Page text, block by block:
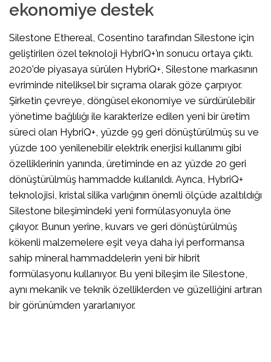
ekonomiye destek
Silestone Ethereal, Cosentino tarafından Silestone için
geliştirilen özel teknoloji HybriQ+’ın sonucu ortaya çıktı.
2020’de piyasaya sürülen HybriQ+, Silestone markasının
evriminde niteliksel bir sıçrama olarak göze çarpıyor.
Şirketin çevreye, döngüsel ekonomiye ve sürdürülebilir
yönetime bağlılığı ile karakterize edilen yeni bir üretim
süreci olan HybriQ+, yüzde 99 geri dönüştürülmüş su ve
yüzde 100 yenilenebilir elektrik enerjisi kullanımı gibi
özelliklerinin yanında, üretiminde en az yüzde 20 geri
dönüştürülmüş hammadde kullanıldı. Ayrıca, HybriQ+
teknolojisi, kristal silika varlığının önemli ölçüde azaltıldığı
Silestone bileşimindeki yeni formülasyonuyla öne
çıkıyor. Bunun yerine, kuvars ve geri dönüştürülmüş
kökenli malzemelere eşit veya daha iyi performansa
sahip mineral hammaddelerin yeni bir hibrit
formülasyonu kullanıyor. Bu yeni bileşim ile Silestone,
aynı mekanik ve teknik özelliklerden ve güzelliğini artıran
bir görünümden yararlanıyor.